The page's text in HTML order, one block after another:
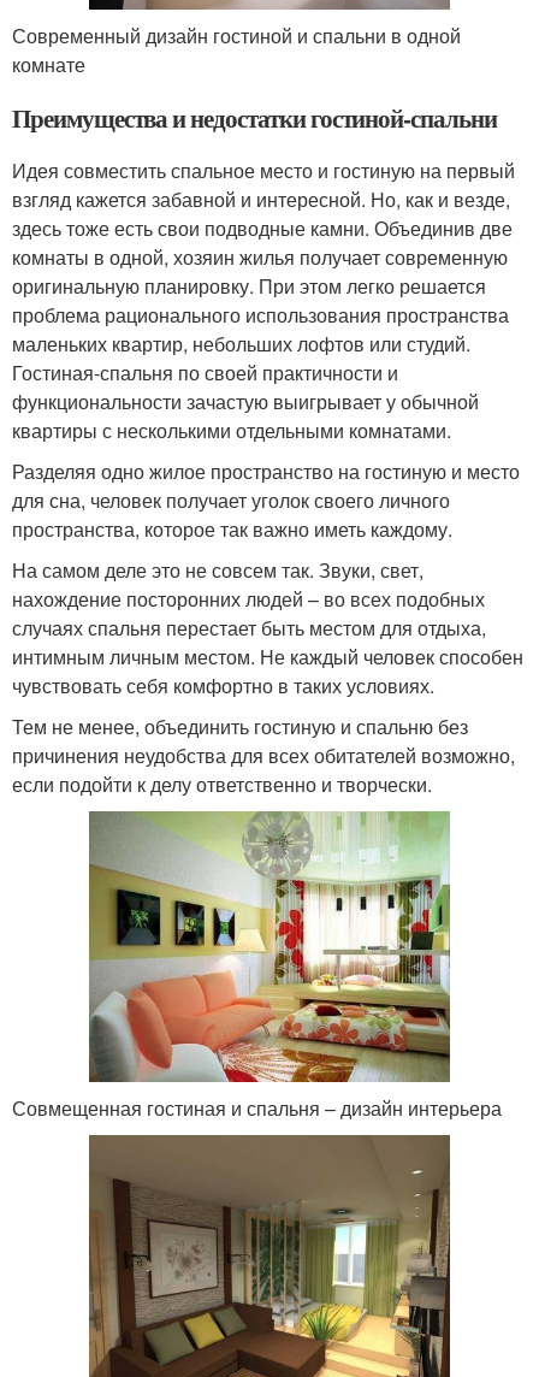
Современный дизайн гостиной и спальни в одной
комнате
Преимущества и недостатки гостиной-спальни
Идея совместить спальное место и гостиную на первый
взгляд кажется забавной и интересной. Но, как и везде,
здесь тоже есть свои подводные камни. Объединив две
комнаты в одной, хозяин жилья получает современную
оригинальную планировку. При этом легко решается
проблема рационального использования пространства
маленьких квартир, небольших лофтов или студий.
Гостиная-спальня по своей практичности и
функциональности зачастую выигрывает у обычной
квартиры с несколькими отдельными комнатами.
Разделяя одно жилое пространство на гостиную и место
для сна, человек получает уголок своего личного
пространства, которое так важно иметь каждому.
На самом деле это не совсем так. Звуки, свет,
нахождение посторонних людей – во всех подобных
случаях спальня перестает быть местом для отдыха,
интимным личным местом. Не каждый человек способен
чувствовать себя комфортно в таких условиях.
Тем не менее, объединить гостиную и спальню без
причинения неудобства для всех обитателей возможно,
если подойти к делу ответственно и творчески.
Совмещенная гостиная и спальня – дизайн интерьера